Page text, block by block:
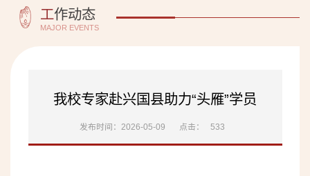
工作动态
MAJOR EVENTS
我校专家赴兴国县助力“头雁”学员
发布时间：2026-05-09 点击： 533